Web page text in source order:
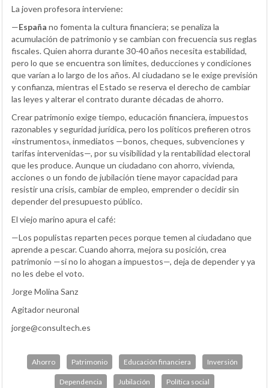
La joven profesora interviene:
—España no fomenta la cultura financiera; se penaliza la
acumulación de patrimonio y se cambian con frecuencia sus reglas
fiscales. Quien ahorra durante 30-40 años necesita estabilidad,
pero lo que se encuentra son límites, deducciones y condiciones
que varían a lo largo de los años. Al ciudadano se le exige previsión
y confianza, mientras el Estado se reserva el derecho de cambiar
las leyes y alterar el contrato durante décadas de ahorro.
Crear patrimonio exige tiempo, educación financiera, impuestos
razonables y seguridad jurídica, pero los políticos prefieren otros
«instrumentos», inmediatos —bonos, cheques, subvenciones y
tarifas intervenidas—, por su visibilidad y la rentabilidad electoral
que les produce. Aunque un ciudadano con ahorro, vivienda,
acciones o un fondo de jubilación tiene mayor capacidad para
resistir una crisis, cambiar de empleo, emprender o decidir sin
depender del presupuesto público.
El viejo marino apura el café:
—Los populistas reparten peces porque temen al ciudadano que
aprende a pescar. Cuando ahorra, mejora su posición, crea
patrimonio —si no lo ahogan a impuestos—, deja de depender y ya
no les debe el voto.
Jorge Molina Sanz
Agitador neuronal
jorge@consultech.es
Ahorro Patrimonio Educación financiera Inversión
Dependencia Jubilación Política social